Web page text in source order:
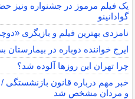
یک فیلم مرموز در جشنواره ونیز
گوادانینو
نامزدی بهترین فیلم و بازیگری «دوچرخه آبی»
ایرج خواننده دوباره در
چرا تهران این روزها آلوده شد؟
خبر مهم درباره قانون
و مردان مشخص شد